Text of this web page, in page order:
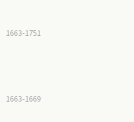
1663-1751
1663-1669